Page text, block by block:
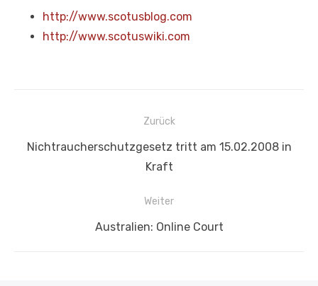
http://www.scotusblog.com
http://www.scotuswiki.com
Beitragsnavigation
Zurück
Vorheriger
Nichtraucherschutzgesetz tritt am 15.02.2008 in
Kraft
Weiter
Nächster
Australien: Online Court